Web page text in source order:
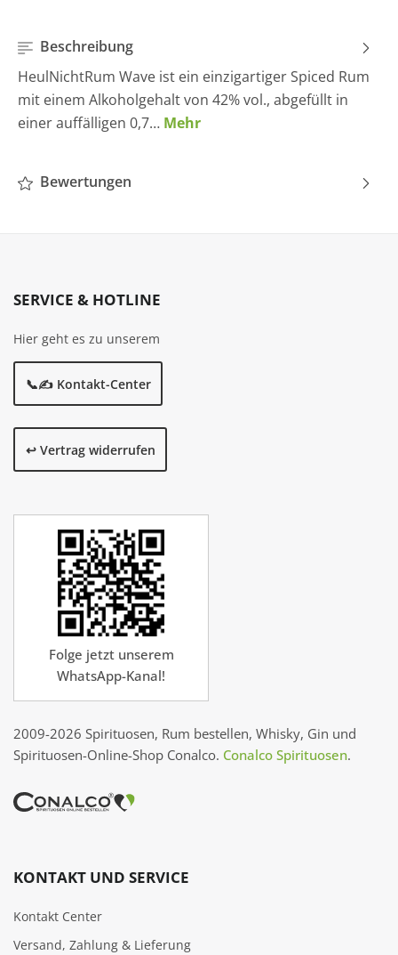
Beschreibung
HeulNichtRum Wave ist ein einzigartiger Spiced Rum
mit einem Alkoholgehalt von 42% vol., abgefüllt in
einer auffälligen 0,7… Mehr
Bewertungen
SERVICE & HOTLINE
Hier geht es zu unserem
📞✍️ Kontakt-Center
↩️ Vertrag widerrufen
Folge jetzt unserem
WhatsApp-Kanal!
2009-2026 Spirituosen, Rum bestellen, Whisky, Gin und
Spirituosen-Online-Shop Conalco. Conalco Spirituosen.
KONTAKT UND SERVICE
Kontakt Center
Versand, Zahlung & Lieferung